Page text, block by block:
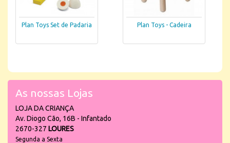
Plan Toys Set de Padaria Plan Toys - Cadeira
As nossas Lojas
LOJA DA CRIANÇA
Av. Diogo Cão, 16B - Infantado
2670-327 LOURES
Segunda a Sexta